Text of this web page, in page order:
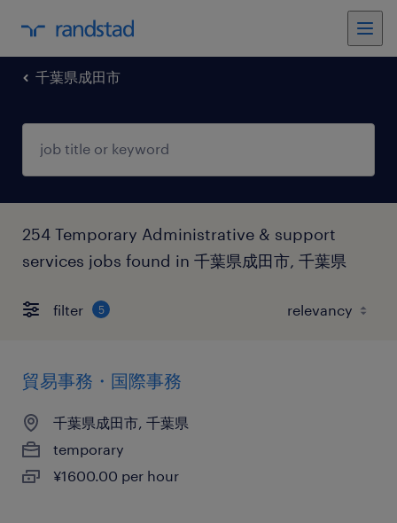
千葉県成田市
254 Temporary Administrative & support
services jobs found in 千葉県成田市, 千葉県
filter 5
貿易事務・国際事務
千葉県成田市, 千葉県
temporary
¥1600.00 per hour